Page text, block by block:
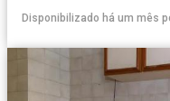
Disponibilizado há um mês